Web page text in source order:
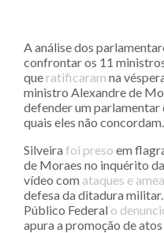
A análise dos
confrontar os 11
que ratificaram na
ministro Alexandre de
defender um parlamentar
quais eles não concordam.
Silveira foi preso em
de Moraes no inquérito
vídeo com ataques e
defesa da ditadura
Público Federal o
apura a promoção de